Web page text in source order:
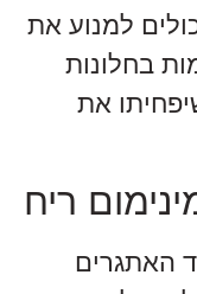
למנוע את
בחלונות
את
ריח
האתגרים